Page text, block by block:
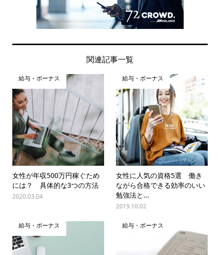
関連記事一覧
給与・ボーナス
女性が年収500万円稼ぐため
には？ 具体的な3つの方法
2020.03.04
給与・ボーナス
女性に人気の資格5選 働き
ながら合格できる効率のいい
勉強法と...
2019.10.02
給与・ボーナス 給与・ボーナス